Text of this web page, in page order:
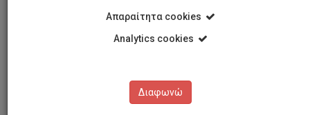
Προσωπικό Τμήματος
Ακαδημαϊκό Προσωπικό
Ανδρέας Σαββίδης
Απαραίτητα cookies
Analytics cookies
Διαφωνώ